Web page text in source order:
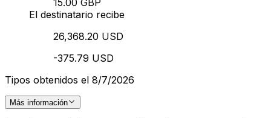
El destinatario recibe
26,368.20 USD
-375.79 USD
Tipos obtenidos el 8/7/2026
Más información